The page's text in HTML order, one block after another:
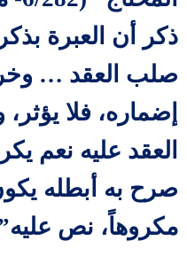
ذكر أن العبرة
صلب العقد …
إضماره، فلا
العقد عليه نعم
صرح به أبطله
مكروهاً، نص